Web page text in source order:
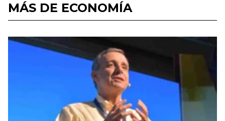
MÁS DE ECONOMÍA